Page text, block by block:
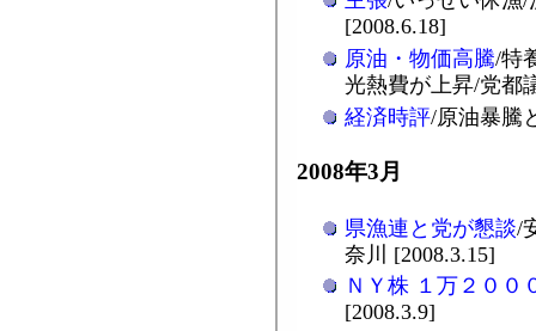
[2008.6.18]
原油・物価高騰/特
光熱費が上昇/党都
経済時評/原油暴騰
2008年3月
県漁連と党が懇談/
奈川 [2008.3.15]
ＮＹ株 １万２００
[2008.3.9]